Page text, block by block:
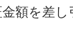
額を差